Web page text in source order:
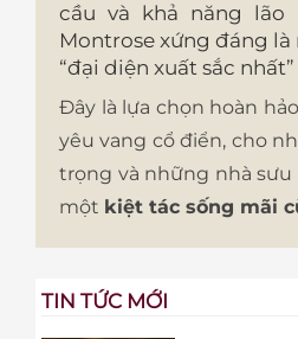
cầu và khả năng lão
Montrose xứng đáng
“đại diện xuất sắc
Đây là lựa chọn hoàn
yêu vang cổ điển, cho
trọng và những nhà
một kiệt tác sống mãi
TIN TỨC MỚI